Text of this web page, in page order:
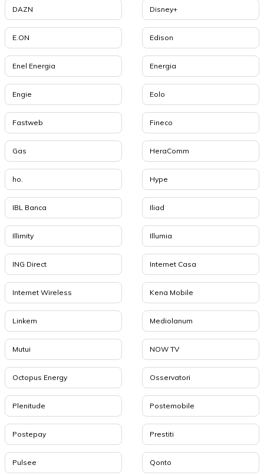
DAZN Disney+
E.ON Edison
Enel Energia Energia
Engie Eolo
Fastweb Fineco
Gas HeraComm
ho. Hype
IBL Banca Iliad
Illimity Illumia
ING Direct Internet Casa
Internet Wireless Kena Mobile
Linkem Mediolanum
Mutui NOW TV
Octopus Energy Osservatori
Plenitude Postemobile
Postepay Prestiti
Pulsee Qonto